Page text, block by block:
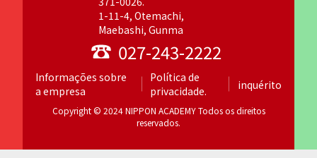
1-11-4, Otemachi,
Maebashi, Gunma
027-243-2222
Informações sobre
a empresa
Política de
privacidade.
inquérito
Copyright © 2024 NIPPON ACADEMY Todos os direitos
reservados.